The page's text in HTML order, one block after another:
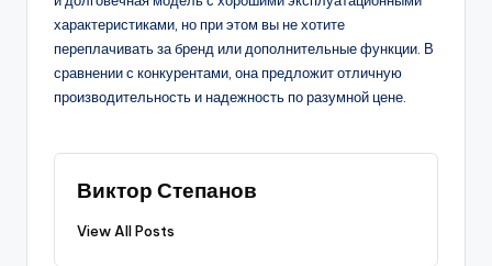
характеристиками, но при этом вы не хотите
переплачивать за бренд или дополнительные функции. В
сравнении с конкурентами, она предложит отличную
производительность и надежность по разумной цене.
Виктор Степанов
View All Posts